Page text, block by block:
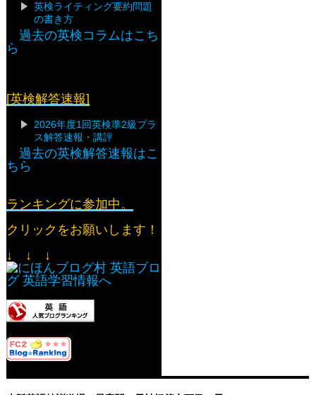
英検ライティング要約問題
の書き方
過去の英検コラムはこち
ら
[英検解答速報]
2026年度1回英検準2級プラ
ス解答速報・講評
過去の英検解答速報はこ
ちら
ランキングに参加中。
クリックをお願いします！
↓ ↓ ↓